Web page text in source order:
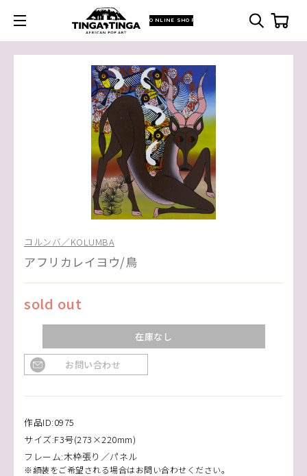
ONLINE SHOP
コルンバ／KOLUMBA
アフリカレイヨウ/鳥
sold out
在庫なし
お問い合わせ
作品ID:0975
サイズ:F3号(273×220mm)
フレーム:木枠張り／パネル
※額装をご希望される場合はお問い合わせください。